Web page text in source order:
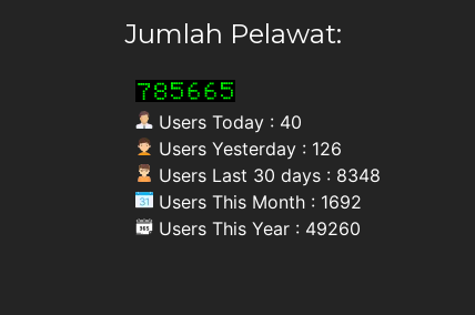
Jumlah Pelawat:
Users Today : 40
Users Yesterday : 126
Users Last 30 days : 8348
Users This Month : 1692
Users This Year : 49260